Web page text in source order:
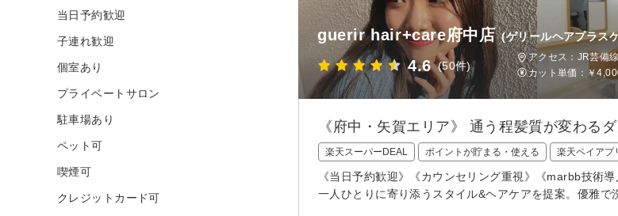
guerir hair+care府中店 (ゲリールヘアプラス
4.6 (50件)
アクセス：JR芸備
カット単価： ￥
《府中・矢賀エリア》 通う程髪質が変わ
楽天スーパーDEAL ポイントが貯まる・使える 楽天ペイアプ
《当日予約歓迎》《カウンセリング重視》《marbb技術
一人ひとりに寄り添うスタイル&ヘアケアを提案。優雅で
当日予約歓迎
子連れ歓迎
個室あり
プライベートサロン
駐車場あり
ペット可
喫煙可
クレジットカード可